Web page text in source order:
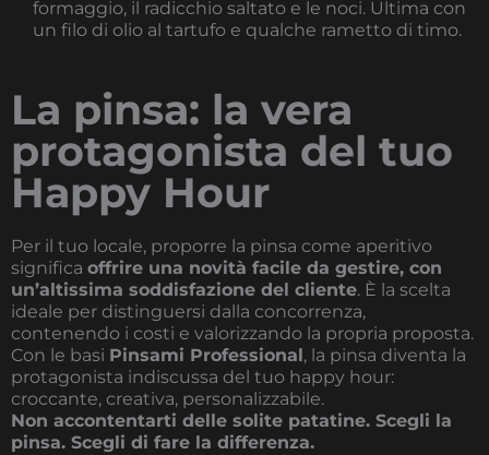
formaggio, il radicchio saltato e le noci. Ultima con
un filo di olio al tartufo e qualche rametto di timo.
La pinsa: la vera
protagonista del tuo
Happy Hour
Per il tuo locale, proporre la pinsa come aperitivo
significa offrire una novità facile da gestire, con
un’altissima soddisfazione del cliente. È la scelta
ideale per distinguersi dalla concorrenza,
contenendo i costi e valorizzando la propria proposta.
Con le basi Pinsami Professional, la pinsa diventa la
protagonista indiscussa del tuo happy hour:
croccante, creativa, personalizzabile.
Non accontentarti delle solite patatine. Scegli la
pinsa. Scegli di fare la differenza.